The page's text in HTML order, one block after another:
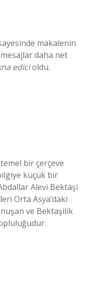
makalenin
daha net
edicioldu.
bir çerçeve
küçük bir
Alevi Bektaşi
Orta Asya’daki
ve Bektaşilik